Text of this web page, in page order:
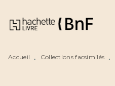
MENU RECHERCHE
Accueil • Collections facsimilés •